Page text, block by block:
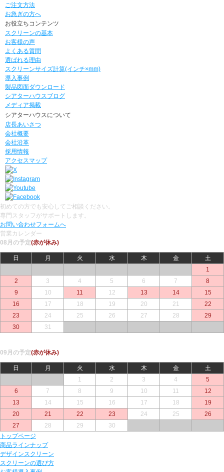
ご注文方法
お急ぎの方へ
お役立ちコンテンツ
スクリーンの基本
お客様の声
よくある質問
選ばれる理由
スクリーンサイズ計算(インチ×mm)
導入事例
製品図面ダウンロード
シアターハウスブログ
メディア掲載
シアターハウスについて
店長あいさつ
会社概要
会社沿革
採用情報
アクセスマップ
初めての方でも安心してご相談ください。
専門スタッフがサポートします。
お問い合わせフォームへ
営業カレンダー
08月の予定(赤が休み)
日 月 火 水 木 金
土
1
2
3 4 5 6 7
8
9
10 11 12 13 14
15
16
17 18 19 20 21
22
23
24 25 26 27 28
29
30
31
09月の予定(赤が休み)
日 月 火 水 木 金
土
1 2 3 4
5
6
7 8 9 10 11
12
13
14 15 16 17 18
19
20
21 22 23 24 25
26
27
28 29 30
トップページ
商品ラインナップ
デザインスクリーン
スクリーンの選び方